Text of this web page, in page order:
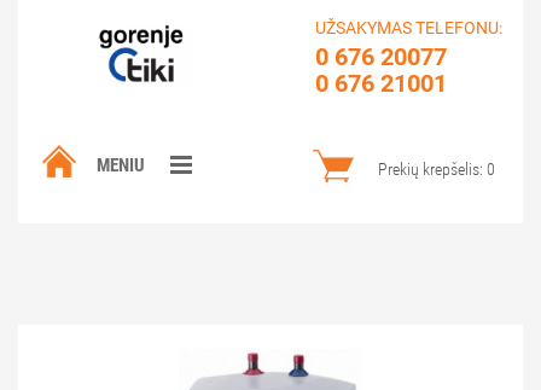
UŽSAKYMAS TELEFONU:
0 676 20077
0 676 21001
Prekių krepšelis: 0
MENIU